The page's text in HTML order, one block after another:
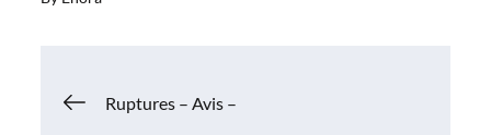
Navigation
Ruptures – Avis –